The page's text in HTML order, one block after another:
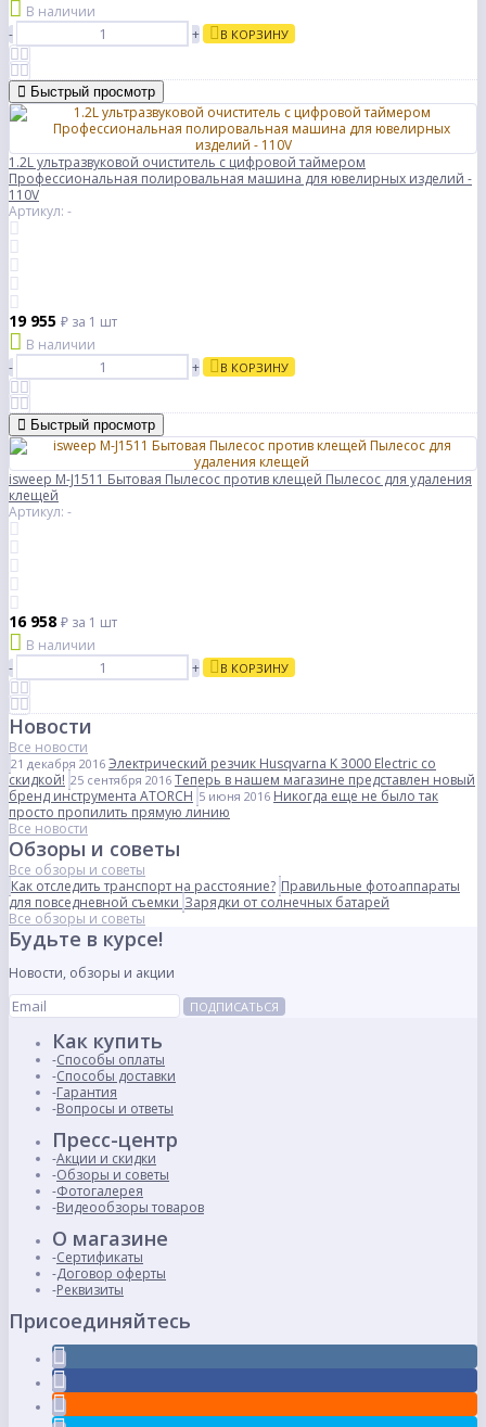
В наличии
-
+ В КОРЗИНУ
Быстрый просмотр
1.2L ультразвуковой очиститель с цифровой таймером
Профессиональная полировальная машина для ювелирных изделий -
110V
Артикул: -
19 955 ₽ за 1 шт
В наличии
-
+ В КОРЗИНУ
Быстрый просмотр
isweep M-J1511 Бытовая Пылесос против клещей Пылесос для удаления
клещей
Артикул: -
16 958 ₽ за 1 шт
В наличии
-
+ В КОРЗИНУ
Новости
Все новости
21 декабря 2016 Электрический резчик Husqvarna K 3000 Electric со
скидкой! 25 сентября 2016 Теперь в нашем магазине представлен новый
бренд инструмента ATORCH 5 июня 2016 Никогда еще не было так
просто пропилить прямую линию
Все новости
Обзоры и советы
Все обзоры и советы
Как отследить транспорт на расстояние? Правильные фотоаппараты
для повседневной съемки Зарядки от солнечных батарей
Все обзоры и советы
Будьте в курсе!
Новости, обзоры и акции
ПОДПИСАТЬСЯ
Как купить
Способы оплаты
Способы доставки
Гарантия
Вопросы и ответы
Пресс-центр
Акции и скидки
Обзоры и советы
Фотогалерея
Видеообзоры товаров
О магазине
Сертификаты
Договор оферты
Реквизиты
Присоединяйтесь